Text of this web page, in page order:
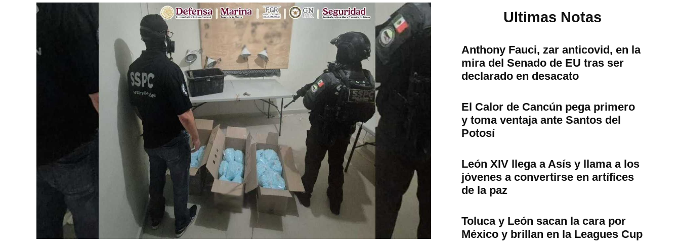
Ultimas Notas
Anthony Fauci, zar anticovid, en la
mira del Senado de EU tras ser
declarado en desacato
El Calor de Cancún pega primero
y toma ventaja ante Santos del
Potosí
León XIV llega a Asís y llama a los
jóvenes a convertirse en artífices
de la paz
Toluca y León sacan la cara por
México y brillan en la Leagues Cup